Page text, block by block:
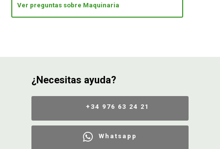
Ver preguntas sobre Maquinaria
¿Necesitas ayuda?
+34 976 63 24 21
Whatsapp